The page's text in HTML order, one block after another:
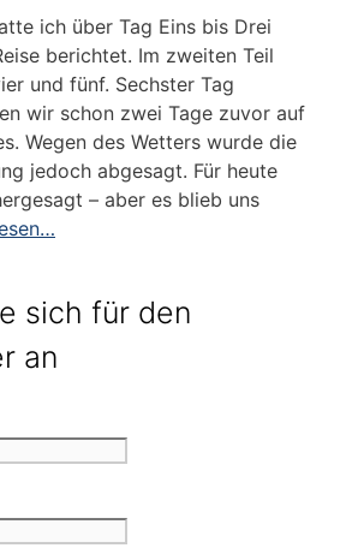
ich über Tag Eins bis Drei
berichtet. Im zweiten Teil
und fünf. Sechster Tag
wir schon zwei Tage zuvor auf
Wegen des Wetters wurde die
jedoch abgesagt. Für heute
– aber es blieb uns
sich für den
an